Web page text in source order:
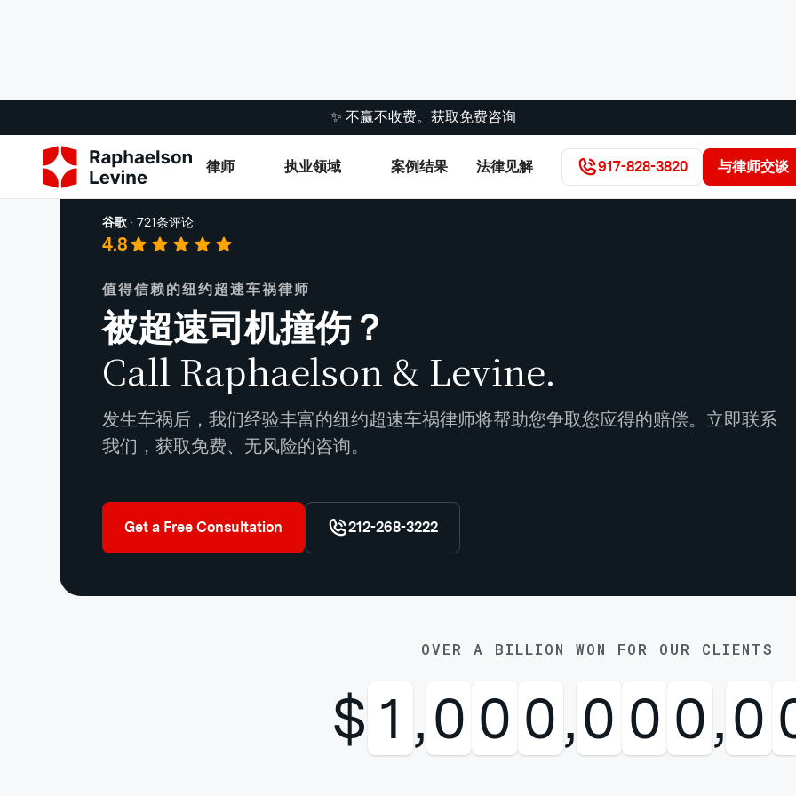
✨ 不赢不收费。 获取免费咨询
律师 执业领域 案例结果 法律见解 917-828-3820
与律师交谈
车祸
谷歌 · 721条评论
4.8
值得信赖的纽约超速车祸律师
被超速司机撞伤？
Call Raphaelson & Levine.
发生车祸后，我们经验丰富的纽约超速车祸律师将帮助您争取您应得的赔偿。立即联系
我们，获取免费、无风险的咨询。
Get a Free Consultation 212-268-3222
OVER A BILLION WON FOR OUR CLIENTS
$ 1 ,0 0 0,0 0 0,0